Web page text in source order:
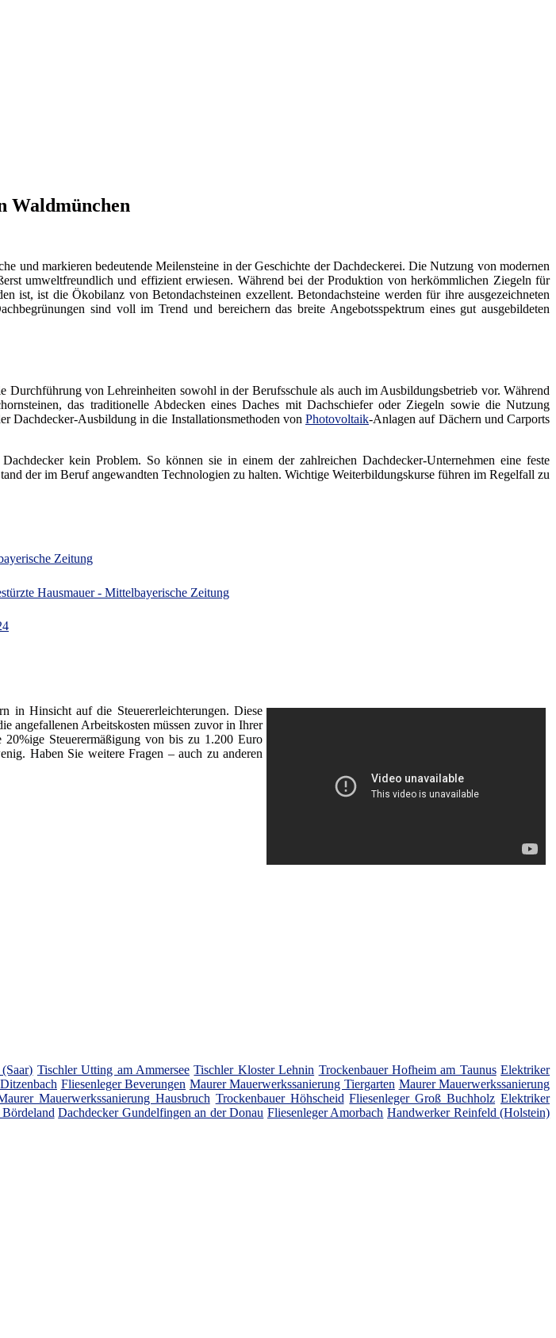
Waldmünchen
und markieren bedeutende Meilensteine in der Geschichte der Dachdeckerei. Die Nutzung von modernen
umweltfreundlich und effizient erwiesen. Während bei der Produktion von herkömmlichen Ziegeln für
ist, ist die Ökobilanz von Betondachsteinen exzellent. Betondachsteine werden für ihre ausgezeichneten
sind voll im Trend und bereichern das breite Angebotsspektrum eines gut ausgebildeten
von Lehreinheiten sowohl in der Berufsschule als auch im Ausbildungsbetrieb vor. Während
das traditionelle Abdecken eines Daches mit Dachschiefer oder Ziegeln sowie die Nutzung
Dachdecker-Ausbildung in die Installationsmethoden von Photovoltaik-Anlagen auf Dächern und Carports
kein Problem. So können sie in einem der zahlreichen Dachdecker-Unternehmen eine feste
der im Beruf angewandten Technologien zu halten. Wichtige Weiterbildungskurse führen im Regelfall zu
Zeitung
Hausmauer - Mittelbayerische Zeitung
in Hinsicht auf die Steuererleichterungen. Diese
angefallenen Arbeitskosten müssen zuvor in Ihrer
Steuerermäßigung von bis zu 1.200 Euro
Haben Sie weitere Fragen – auch zu anderen
Tischler Utting am Ammersee Tischler Kloster Lehnin Trockenbauer Hofheim am Taunus Elektriker
Fliesenleger Beverungen Maurer Mauerwerkssanierung Tiergarten Maurer Mauerwerkssanierung
Mauerwerkssanierung Hausbruch Trockenbauer Höhscheid Fliesenleger Groß Buchholz Elektriker
Dachdecker Gundelfingen an der Donau Fliesenleger Amorbach Handwerker Reinfeld (Holstein)